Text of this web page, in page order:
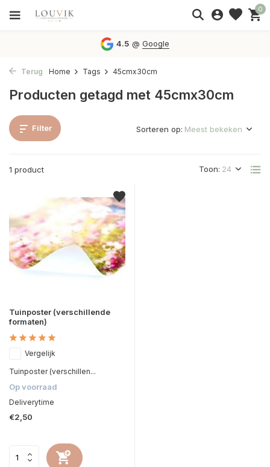
0
4.5 @Google
Terug Home Tags 45cmx30cm
Producten getagd met 45cmx30cm
Filter
1 product Toon:
Sorteren op:
Tuinposter (verschillende
formaten)
Vergelijk
Tuinposter (verschillen...
Op voorraad
Deliverytime
€2,50